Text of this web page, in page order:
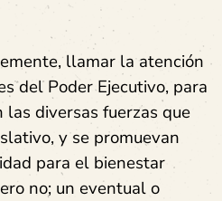
llamar la atención
del Poder Ejecutivo, para
diversas fuerzas que
y se promuevan
para el bienestar
no; un eventual o